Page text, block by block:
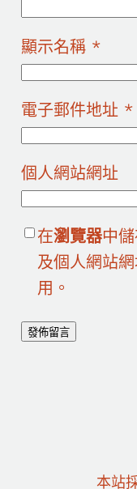
顯示名稱 *
電子郵件地址 *
個人網站網址
在瀏覽器中
及個人網站
用。
本站